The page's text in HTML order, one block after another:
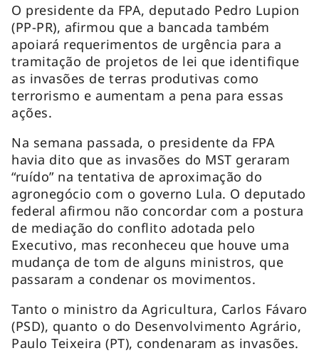
O presidente da FPA, deputado Pedro Lupion
(PP-PR), afirmou que a bancada também
apoiará requerimentos de urgência para a
tramitação de projetos de lei que identifique
as invasões de terras produtivas como
terrorismo e aumentam a pena para essas
ações.
Na semana passada, o presidente da FPA
havia dito que as invasões do MST geraram
“ruído” na tentativa de aproximação do
agronegócio com o governo Lula. O deputado
federal afirmou não concordar com a postura
de mediação do conflito adotada pelo
Executivo, mas reconheceu que houve uma
mudança de tom de alguns ministros, que
passaram a condenar os movimentos.
Tanto o ministro da Agricultura, Carlos Fávaro
(PSD), quanto o do Desenvolvimento Agrário,
Paulo Teixeira (PT), condenaram as invasões.